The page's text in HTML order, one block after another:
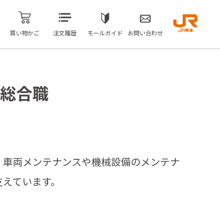
買い物かご 注文履歴 モールガイド お問い合わせ
合職
両メンテナンスや機械設備のメンテナ
ています。